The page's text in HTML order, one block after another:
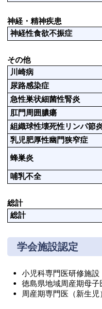
神経・精神疾患
神経性食欲不振症
その他
川崎病
尿路感染症
急性巣状細菌性腎炎
肛門周囲膿瘍
組織球性壊死性リンパ節
乳児肥厚性幽門狭窄症
蜂巣炎
哺乳不全
総計
総計
学会施設認定
小児科専門医研修施設
徳島県地域周産期母子
周産期専門医（新生